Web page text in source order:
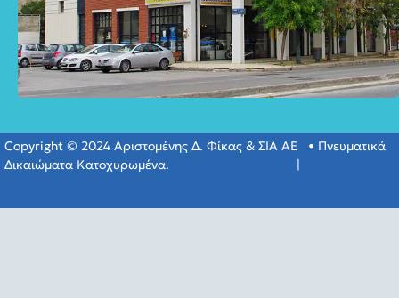
Copyright © 2024 Αριστομένης Δ. Φίκας & ΣΙΑ ΑΕ • Πνευματικά
Δικαιώματα Κατοχυρωμένα.
|